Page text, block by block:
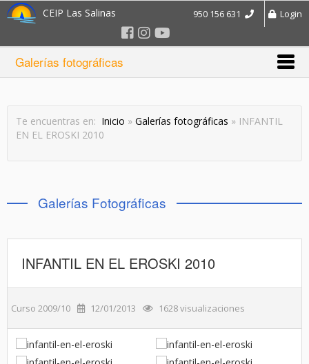
CEIP Las Salinas Login
950 156 631
Galerías fotográficas
Te encuentras en: Inicio » Galerías fotográficas » INFANTIL
EN EL EROSKI 2010
Galerías Fotográficas
INFANTIL EN EL EROSKI 2010
Curso 2009/10 12/01/2013 1628 visualizaciones